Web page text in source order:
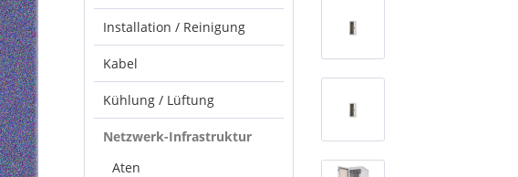
Installation / Reinigung
Kabel
Kühlung / Lüftung
Netzwerk-Infrastruktur
Aten